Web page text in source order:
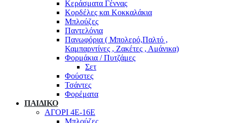
Κεράσματα Γέννας
Κορδέλες και Κοκκαλάκια
Μπλούζες
Παντελόνια
Πανωφόρια ( Μπολερό,Παλτό ,
Καμπαρντίνες , Ζακέτες , Αμάνικα)
Φορμάκια / Πυτζάμες
Σετ
Φούστες
Τσάντες
Φορέματα
ΠΑΙΔΙΚΟ
ΑΓΟΡΙ 4Ε-16Ε
Μπλούζες